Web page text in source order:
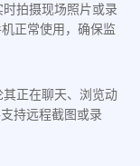
拍摄现场照片或录
正常使用，确保监
正在聊天、浏览动
持远程截图或录